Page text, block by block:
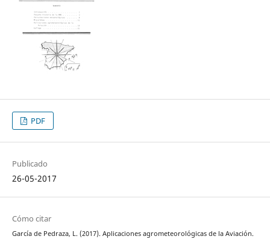
PDF
Publicado
26-05-2017
Cómo citar
García de Pedraza, L. (2017). Aplicaciones agrometeorológicas de la Aviación.